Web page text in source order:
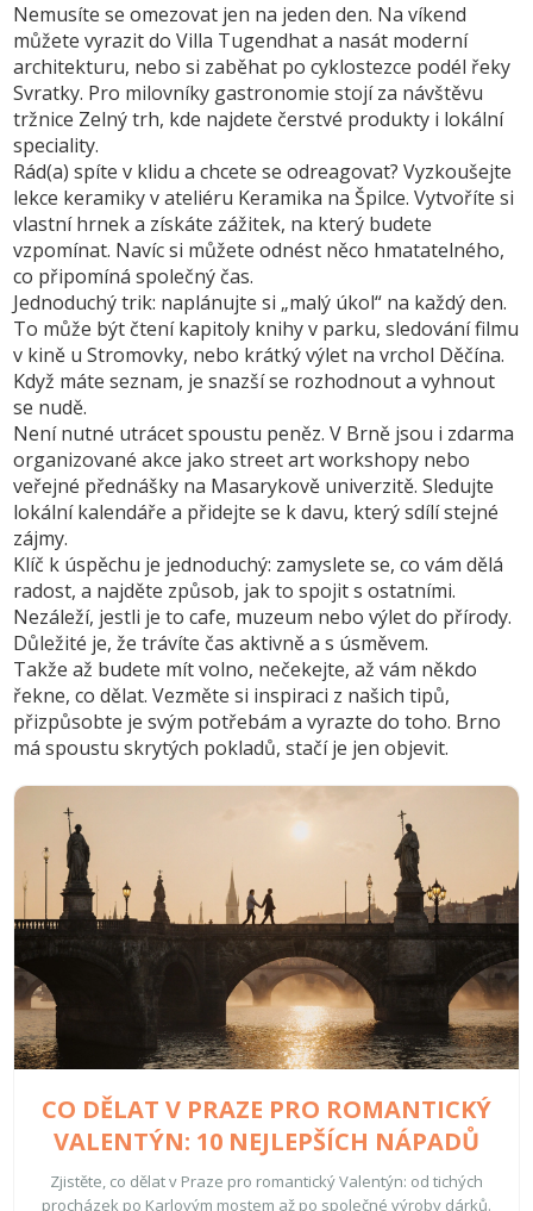
Nemusíte se omezovat jen na jeden den. Na víkend
můžete vyrazit doVilla Tugendhata nasát moderní
architekturu, nebo si zaběhat po cyklostezce podél řeky
Svratky. Pro milovníky gastronomie stojí za návštěvu
tržnice Zelný trh, kde najdete čerstvé produkty i lokální
speciality.
Rád(a) spíte v klidu a chcete se odreagovat? Vyzkoušejte
lekce keramikyv ateliéru Keramika na Špilce. Vytvoříte si
vlastní hrnek a získáte zážitek, na který budete
vzpomínat. Navíc si můžete odnést něco hmatatelného,
co připomíná společný čas.
Jednoduchý trik: naplánujte si „malý úkol“ na každý den.
To může být čtení kapitoly knihy v parku, sledování filmu
v kině u Stromovky, nebo krátký výlet na vrchol Děčína.
Když máte seznam, je snazší se rozhodnout a vyhnout
se nudě.
Není nutné utrácet spoustu peněz. V Brně jsou i zdarma
organizované akce jako street art workshopy nebo
veřejné přednášky na Masarykově univerzitě. Sledujte
lokální kalendáře a přidejte se k davu, který sdílí stejné
zájmy.
Klíč k úspěchu je jednoduchý: zamyslete se, co vám dělá
radost, a najděte způsob, jak to spojit s ostatními.
Nezáleží, jestli je to cafe, muzeum nebo výlet do přírody.
Důležité je, že trávíte čas aktivně a s úsměvem.
Takže až budete mít volno, nečekejte, až vám někdo
řekne, co dělat. Vezměte si inspiraci z našich tipů,
přizpůsobte je svým potřebám a vyrazte do toho. Brno
má spoustu skrytých pokladů, stačí je jen objevit.
CO DĚLAT V PRAZE PRO ROMANTICKÝ
VALENTÝN: 10 NEJLEPŠÍCH NÁPADŮ
Zjistěte, co dělat v Praze pro romantický Valentýn: od tichých
procházek po Karlovým mostem až po společné výroby dárků.